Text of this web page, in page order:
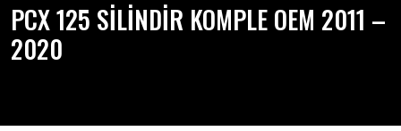
PCX 125 SİLİNDİR KOMPLE OEM 2011 –
2020